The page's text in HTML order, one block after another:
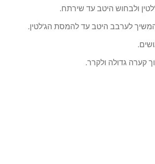
ולבחוש היטב עד שירתח.
לערבב היטב עד להמסת הג'לטין.
קערה גדולה ולקרר.